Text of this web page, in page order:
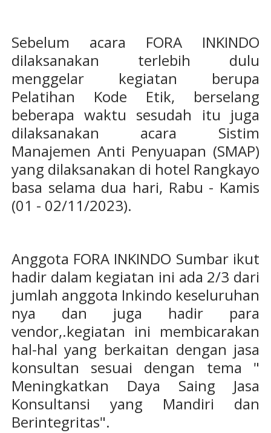
Sebelum acara FORA INKINDO
dilaksanakan terlebih dulu
menggelar kegiatan berupa
Pelatihan Kode Etik, berselang
beberapa waktu sesudah itu juga
dilaksanakan acara Sistim
Manajemen Anti Penyuapan (SMAP)
yang dilaksanakan di hotel Rangkayo
basa selama dua hari, Rabu - Kamis
(01 - 02/11/2023).
Anggota FORA INKINDO Sumbar ikut
hadir dalam kegiatan ini ada 2/3 dari
jumlah anggota Inkindo keseluruhan
nya dan juga hadir para
vendor,.kegiatan ini membicarakan
hal-hal yang berkaitan dengan jasa
konsultan sesuai dengan tema "
Meningkatkan Daya Saing Jasa
Konsultansi yang Mandiri dan
Berintegritas".